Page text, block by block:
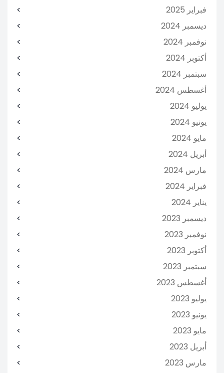
فبراير 2025
ديسمبر 2024
نوفمبر 2024
أكتوبر 2024
سبتمبر 2024
أغسطس 2024
يوليو 2024
يونيو 2024
مايو 2024
أبريل 2024
مارس 2024
فبراير 2024
يناير 2024
ديسمبر 2023
نوفمبر 2023
أكتوبر 2023
سبتمبر 2023
أغسطس 2023
يوليو 2023
يونيو 2023
مايو 2023
أبريل 2023
مارس 2023